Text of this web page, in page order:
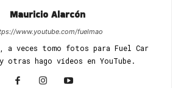
Mauricio Alarcón
www.youtube.com/fuelmao
a veces tomo fotos para Fuel Car
otras hago vídeos en YouTube.